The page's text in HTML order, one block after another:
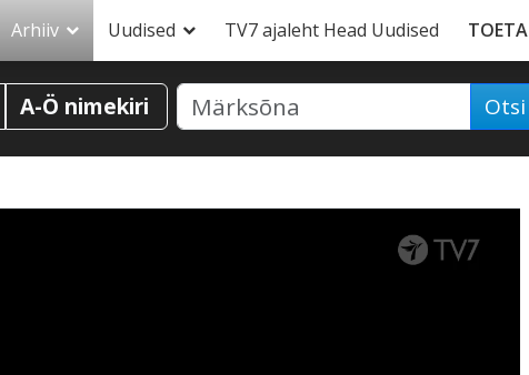
Arhiiv Uudised TV7 ajaleht Head Uudised TOETA
A-Ö nimekiri Otsi